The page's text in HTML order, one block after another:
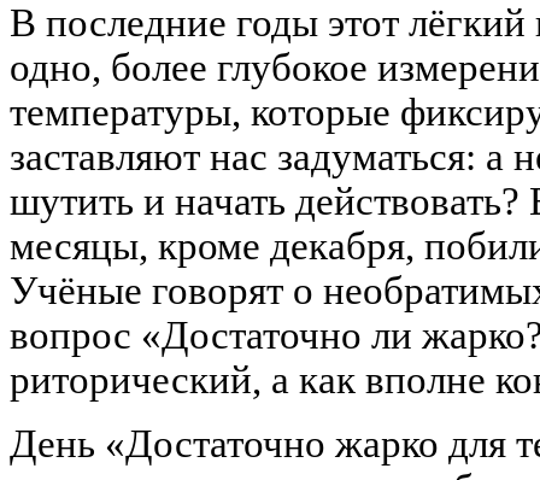
В последние годы этот
одно, более глубокое
температуры, которые
заставляют нас задуматься: а
шутить и начать
месяцы, кроме декабря,
Учёные говорят о
вопрос «Достаточно ли
риторический, а как вполне
День «Достаточно жарко для